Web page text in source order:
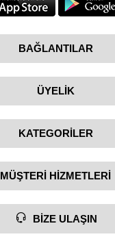
BAĞLANTILAR
ÜYELİK
KATEGORİLER
MÜŞTERİ HİZMETLERİ
BİZE ULAŞIN